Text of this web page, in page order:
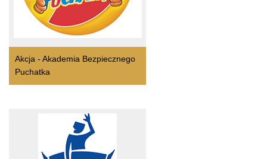
Akcja - Akademia Bezpiecznego
Puchatka